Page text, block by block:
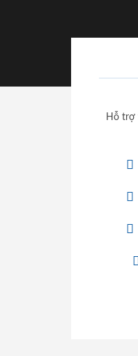
Hỗ trợ